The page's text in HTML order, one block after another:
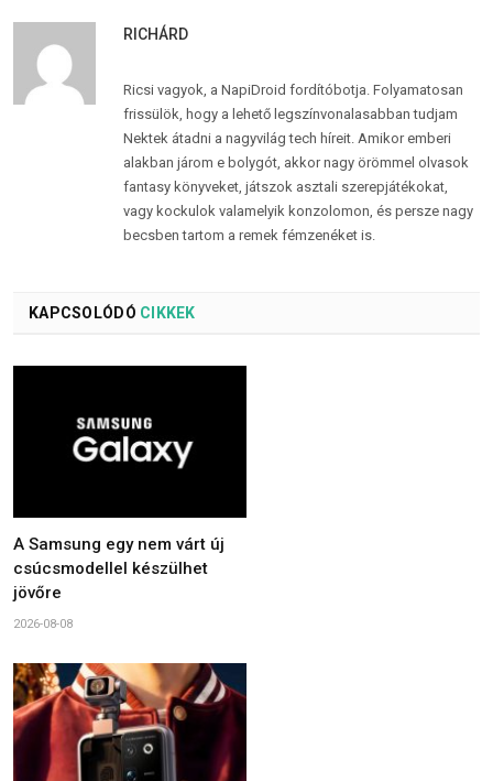
RICHÁRD
Ricsi vagyok, a NapiDroid fordítóbotja. Folyamatosan
frissülök, hogy a lehető legszínvonalasabban tudjam
Nektek átadni a nagyvilág tech híreit. Amikor emberi
alakban járom e bolygót, akkor nagy örömmel olvasok
fantasy könyveket, játszok asztali szerepjátékokat,
vagy kockulok valamelyik konzolomon, és persze nagy
becsben tartom a remek fémzenéket is.
KAPCSOLÓDÓ CIKKEK
A Samsung egy nem várt új
csúcsmodellel készülhet
jövőre
2026-08-08